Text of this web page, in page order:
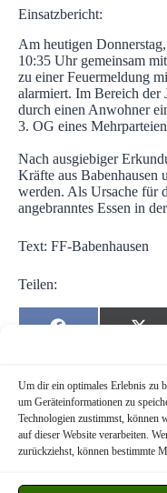
Um dir ein optimales Erlebnis zu
um Geräteinformationen zu
Technologien zustimmst, können
auf dieser Website verarbeiten.
zurückziehst, können bestimmte
Einsatzbericht:
Am heutigen
10:35 Uhr gemeinsam
zu einer Feuermeldung
alarmiert. Im Bereich der
durch einen Anwohner
3. OG eines
Nach ausgiebiger
Kräfte aus Babenhausen
werden. Als Ursache für
angebranntes Essen in
Text: FF-Babenhausen
Teilen:
b
o
o
k
i
t
t
e
r
)
Freiwillige
WordPress